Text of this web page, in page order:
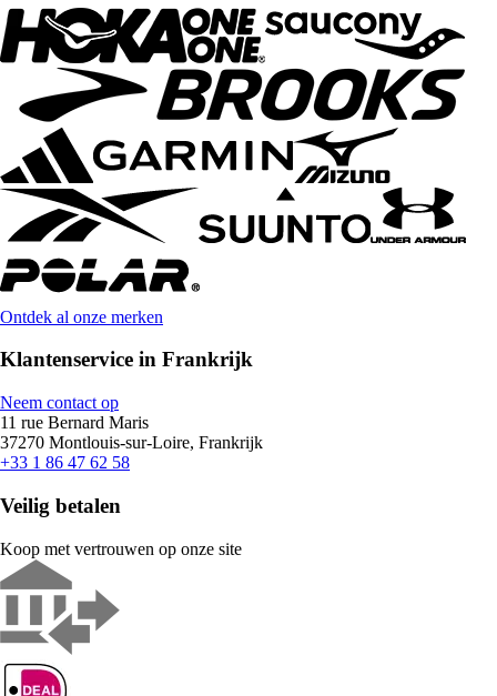
Ontdek al onze merken
Klantenservice in Frankrijk
Neem contact op
11 rue Bernard Maris
37270 Montlouis-sur-Loire, Frankrijk
+33 1 86 47 62 58
Veilig betalen
Koop met vertrouwen op onze site